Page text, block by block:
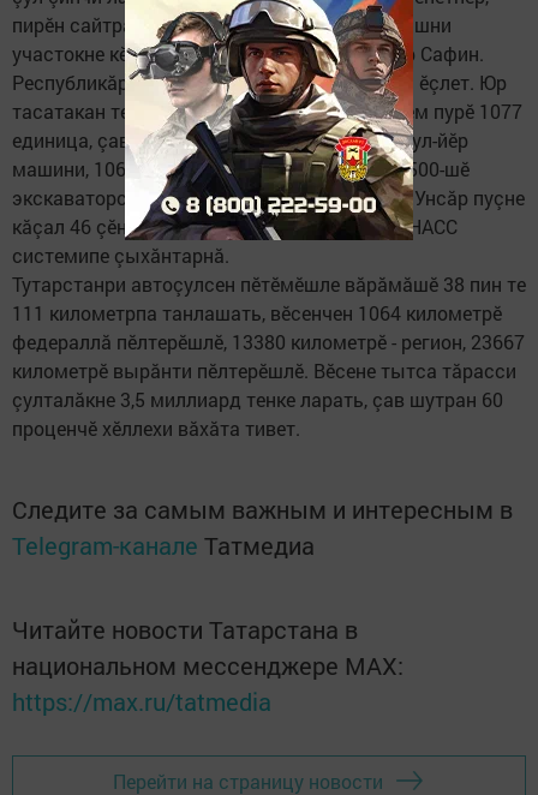
пирӗн сайт­ра онлайн-режимпа трассăсен кашни
участокне кӗрсе пăхма пулать», - терӗ Ленар Сафин.
Республикăра ку енӗпе пурӗ 26 метеостанци ӗçлет. Юр
тасатакан техника пирки калас пулсан, вӗсем пурӗ 1077
единица, çавсенчен 392-шӗ комбинациллӗ çул-йӗр
машини, 106 ротор, 136 автогрейдер, тепӗр 500-шӗ
экскаваторсем, бульдозерсем, тракторсем. Унсăр пуçне
кăçал 46 çӗнӗ техника туяннă. Пурне те ГЛОНАСС
системипе çыхăнтарнă.
Тутарстанри автоçулсен пӗтӗмӗшле вăрăмăшӗ 38 пин те
111 километрпа танлашать, вӗсенчен 1064 километрӗ
федераллă пӗлтерӗшлӗ, 13380 километрӗ - регион, 23667
километрӗ вырăнти пӗлтерӗшлӗ. Вӗсене тытса тăрасси
çулталăкне 3,5 миллиард тенке ларать, çав шутран 60
проценчӗ хӗллехи вăхăта тивет.
Следите за самым важным и интересным в
Telegram-канале Татмедиа
Читайте новости Татарстана в
национальном мессенджере MАХ:
https://max.ru/tatmedia
Перейти на страницу новости